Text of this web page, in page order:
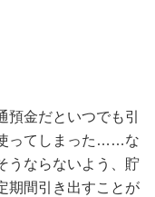
金だといつでも引
ってしまった……な
うならないよう、貯
期間引き出すことが